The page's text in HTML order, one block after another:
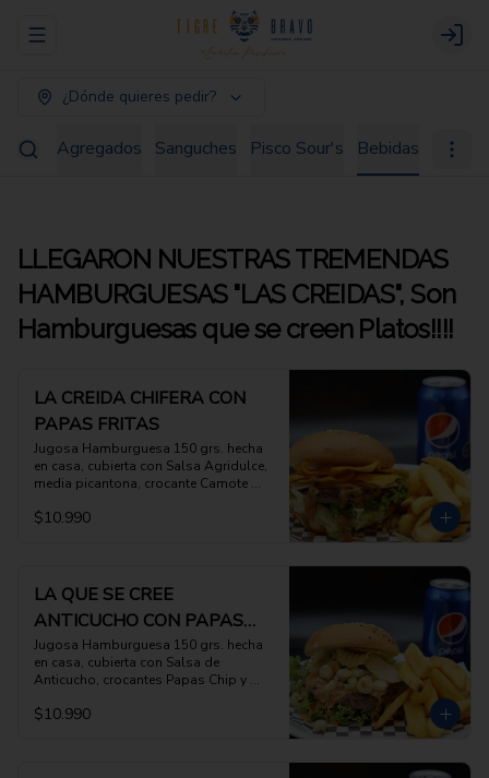
Abrir menu de navegación Login
¿Dónde quieres pedir?
Agregados Sanguches Pisco Sour's Bebidas
LLEGARON NUESTRAS TREMENDAS
HAMBURGUESAS "LAS CREIDAS", Son
Hamburguesas que se creen Platos!!!!
LA CREIDA CHIFERA CON
PAPAS FRITAS
Jugosa Hamburguesa 150 grs. hecha
en casa, cubierta con Salsa Agridulce,
media picantona, crocante Camote
con porcion de papas fritas
$10.990
LA QUE SE CREE
ANTICUCHO CON PAPAS
FRITAS
Jugosa Hamburguesa 150 grs. hecha
en casa, cubierta con Salsa de
Anticucho, crocantes Papas Chip y
$10.990